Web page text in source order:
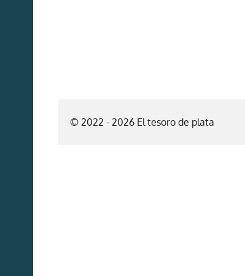
© 2022 - 2026 El tesoro de plata